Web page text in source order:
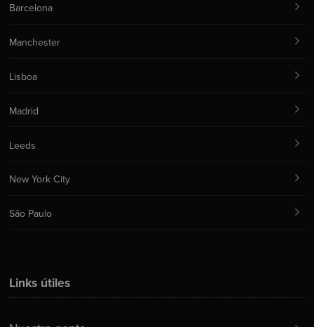
Links útiles
Barcelona
Manchester
Lisboa
Madrid
Leeds
New York City
São Paulo